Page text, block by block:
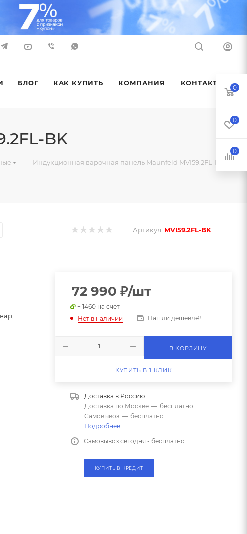
БЛОГ КАК КУПИТЬ КОМПАНИЯ КОНТАКТЫ
BK
— Индукционная варочная панель Maunfeld MVI59.2FL-BK
Артикул: MVI59.2FL-BK
72 990 ₽/шт
+ 1460 на счет
Нет в наличии
Нашли дешевле?
В КОРЗИНУ
КУПИТЬ В 1 КЛИК
Доставка в Россию
Доставка по Москве — бесплатно
Самовывоз — бесплатно
Подробнее
Самовывоз сегодня - бесплатно
КУПИТЬ В КРЕДИТ
0
0
0